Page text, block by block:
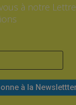
à notre Lettre